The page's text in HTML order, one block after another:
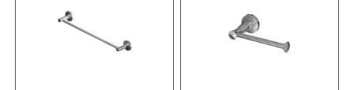
Por qué nos gusta Set De 5 Piezas Línea
10000 Black Peirano
Su combinación de diseño y funcionalidad lo convierte